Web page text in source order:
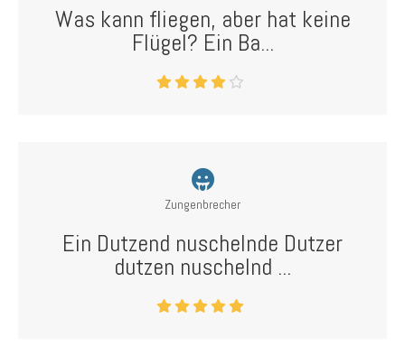
Was kann fliegen, aber hat keine
Flügel? Ein Ba...
Zungenbrecher
Ein Dutzend nuschelnde Dutzer
dutzen nuschelnd ...